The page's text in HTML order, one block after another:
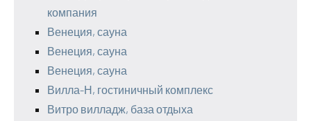
компания
Венеция, сауна
Венеция, сауна
Венеция, сауна
Вилла-Н, гостиничный комплекс
Витро вилладж, база отдыха